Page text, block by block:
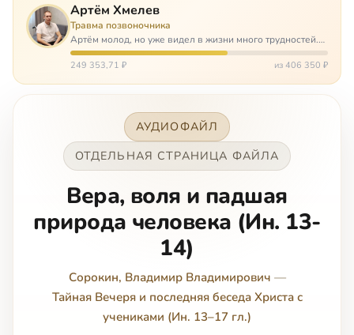
Артём Хмелев
Травма позвоночника
Артём молод, но уже видел в жизни много трудностей.
Он сирота, привык заботится о себе сам, но, когда
случилось несчастье, и он был парализован – остался на
249 353,71 ₽ из 406 350 ₽
АУДИОФАЙЛ
ОТДЕЛЬНАЯ СТРАНИЦА ФАЙЛА
Вера, воля и падшая
природа человека (Ин. 13-
14)
Сорокин, Владимир Владимирович —
Тайная Вечеря и последняя беседа Христа с
учениками (Ин. 13–17 гл.)